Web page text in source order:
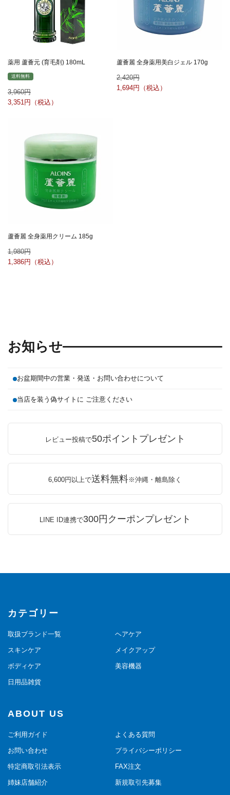
薬用 蘆薈元 (育毛剤) 180mL
送料無料
3,960
3,351
蘆薈麗 全身薬用美白ジェル 170g
2,420
1,694
蘆薈麗 全身薬用クリーム 185g
1,980
1,386
お知らせ
お盆期間中の営業・発送・お問い合わせについて
当店を装う偽サイトに ご注意ください
レビュー投稿で50ポイントプレゼント
6,600円以上で送料無料※沖縄・離島除く
LINE ID連携で300円クーポンプレゼント
カテゴリー
取扱ブランド一覧 ヘアケア
スキンケア メイクアップ
ボディケア 美容機器
日用品雑貨
ABOUT US
ご利用ガイド よくある質問
お問い合わせ プライバシーポリシー
特定商取引法表示 FAX注文
姉妹店舗紹介 新規取引先募集